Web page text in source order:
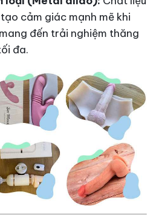
cảm giác mạnh mẽ khi
đến trải nghiệm thăng
đa.